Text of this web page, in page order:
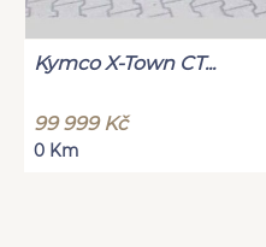
Kymco X-Town CT...
99 999 Kč
0 Km